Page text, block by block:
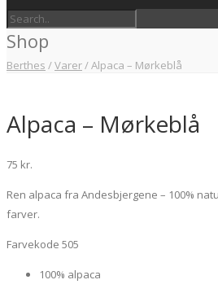
Shop
Berthes /Varer/Alpaca – Mørkeblå
Alpaca – Mørkeblå
75 kr.
Ren alpaca fra Andesbjergene – 100%
farver.
Farvekode 505
100% alpaca